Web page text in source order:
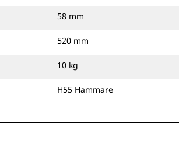
58 mm
520 mm
10 kg
H55 Hammare